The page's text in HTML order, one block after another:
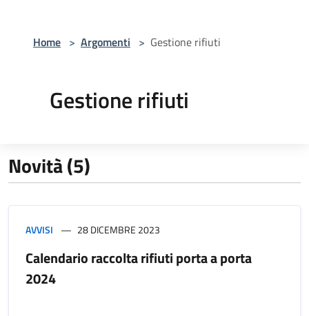
Home > Argomenti > Gestione rifiuti
Gestione rifiuti
Novità (5)
AVVISI 28 DICEMBRE 2023
Calendario raccolta rifiuti porta a porta
2024